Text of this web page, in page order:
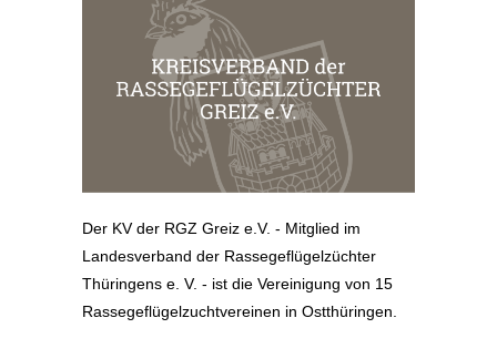
Der KV der RGZ Greiz e.V. - Mitglied im
Landesverband der Rassegeflügelzüchter
Thüringens e. V. - ist die Vereinigung von 15
Rassegeflügelzuchtvereinen in Ostthüringen.